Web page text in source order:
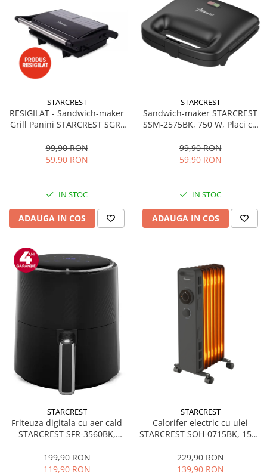
STARCREST
RESIGILAT - Sandwich-maker
Grill Panini STARCREST SGR-
nonaderente, Deschidere
180°, Suprafata de gatire 23 x
99,90 RON
59,90 RON
IN STOC
ADAUGA IN COS
STARCREST
Sandwich-maker STARCREST
SSM-2575BK, 750 W, Placi cu
Dimensiune placi 23 x 14.5
cm, Negru
99,90 RON
59,90 RON
IN STOC
ADAUGA IN COS
STARCREST
Friteuza digitala cu aer cald
STARCREST SFR-3560BK,
- 200 °C, 6 programe
predefinite, Negru
199,90 RON
119,90 RON
STARCREST
Calorifer electric cu ulei
STARCREST SOH-0715BK, 1500
putere, Termostat mecanic,
Protectie supraincalzire,
229,90 RON
139,90 RON